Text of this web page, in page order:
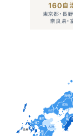
160自
東京都・長野
奈良県・